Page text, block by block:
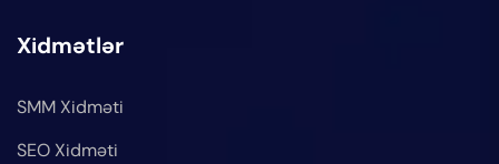
Xidmətlər
SMM Xidməti
SEO Xidməti